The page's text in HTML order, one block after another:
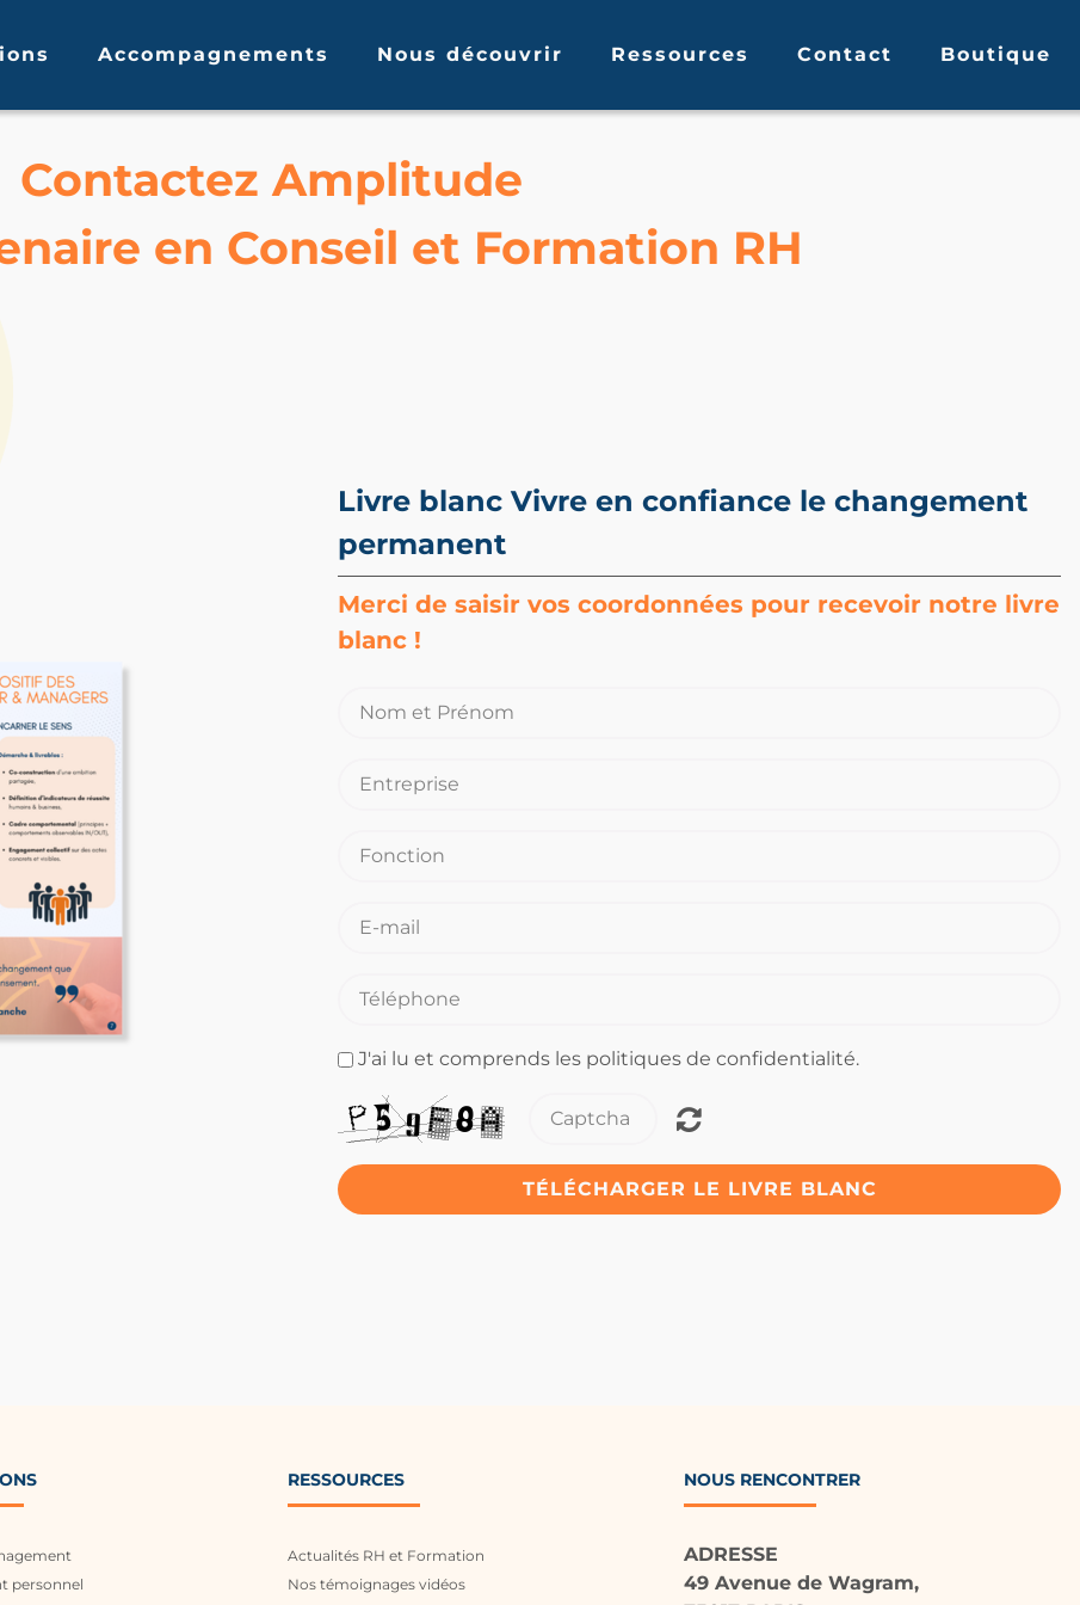
Accompagnements Nous découvrir Ressources Contact Boutique
Contactez Amplitude
en Conseil et Formation RH
Livre blanc Vivre en confiance le changement
permanent
Merci de saisir vos coordonnées pour recevoir notre livre
blanc !
J'ai lu et comprends les politiques de confidentialité.
TÉLÉCHARGER LE LIVRE BLANC
personnel
RESSOURCES
Actualités RH et Formation
Nos témoignages vidéos
NOUS RENCONTRER
ADRESSE
49 Avenue de Wagram,